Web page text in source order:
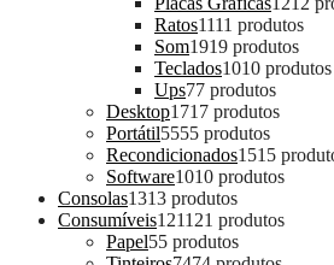
Ratos1111 produtos
Som1919 produtos
Teclados1010 produtos
Ups77 produtos
Desktop1717 produtos
Portátil5555 produtos
Recondicionados1515
Software1010 produtos
Consolas1313 produtos
Consumíveis121121 produtos
Papel55 produtos